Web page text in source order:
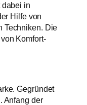
dabei in
Hilfe von
Techniken. Die
Komfort-
Gegründet
Anfang der